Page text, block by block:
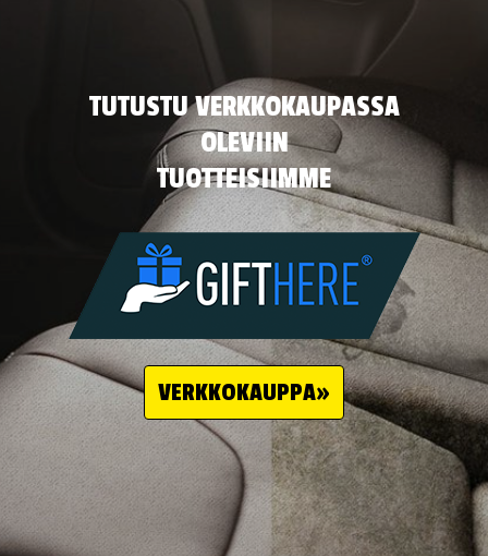
TUTUSTU VERKKOKAUPASSA
OLEVIIN
TUOTTEISIIMME
VERKKOKAUPPA»